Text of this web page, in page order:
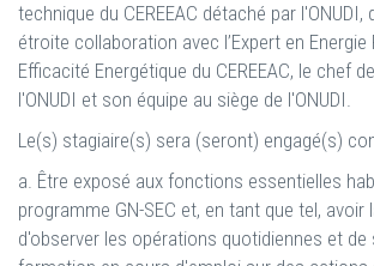
technique du CEREEAC détaché par l'ONUDI,
étroite collaboration avec l’Expert en Energie
Efficacité Energétique du CEREEAC, le chef
l'ONUDI et son équipe au siège de l'ONUDI.
Le(s) stagiaire(s) sera (seront) engagé(s)
a. Être exposé aux fonctions essentielles
programme GN-SEC et, en tant que tel, avoir
d'observer les opérations quotidiennes et de